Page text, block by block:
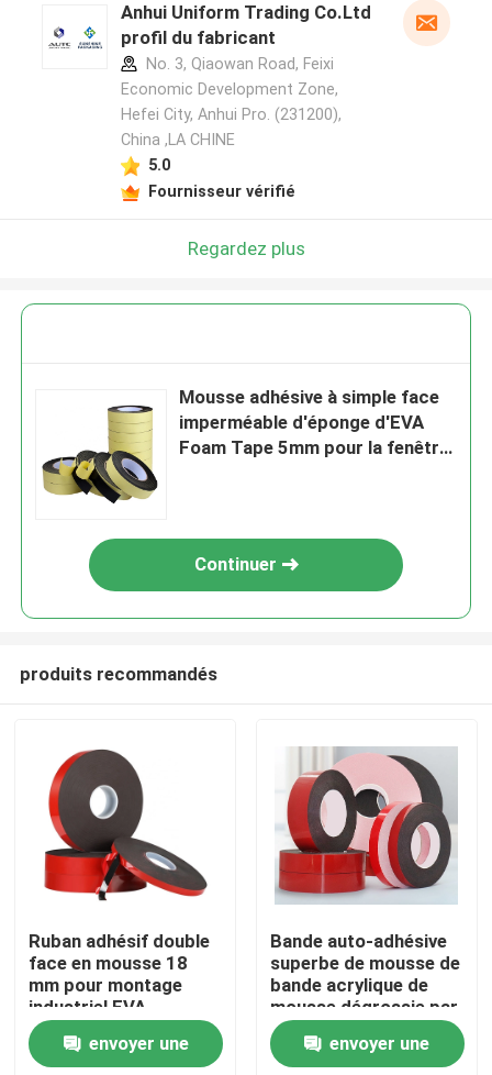
Accueil
A propos de nous
Contacts
Anhui Uniform Trading Co.Ltd
profil du fabricant
No. 3, Qiaowan Road, Feixi
Economic Development Zone,
Hefei City, Anhui Pro. (231200),
China ,LA CHINE
5.0
Fournisseur vérifié
Regardez plus
Mousse adhésive à simple face
imperméable d'éponge d'EVA
Foam Tape 5mm pour la fenêtre
Continuer
produits recommandés
Ruban adhésif double
face en mousse 18
mm pour montage
industriel EVA
envoyer une
Bande auto-adhésive
superbe de mousse de
bande acrylique de
mousse dégrossie par
double de PE
envoyer une